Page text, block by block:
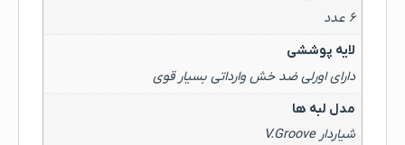
۶ عدد
لایه پوششی
دارای اورلی ضد خش وارداتی بسیار قوی
مدل لبه ها
شیاردار V.Groove